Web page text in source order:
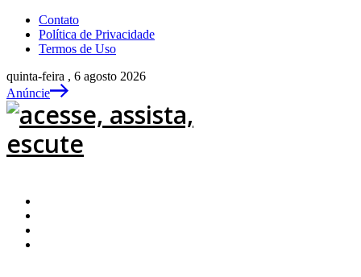
Contato
Política de Privacidade
Termos de Uso
quinta-feira , 6 agosto 2026
Anúncie